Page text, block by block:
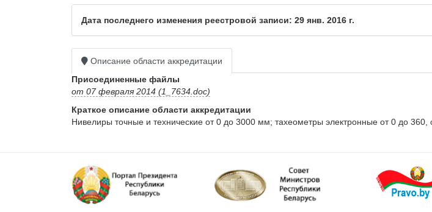
Дата последнего изменения реестровой записи: 29 янв. 2016 г.
Описание области аккредитации
Присоединенные файлы
от 07 февраля 2014 (1_7634.doc)
Краткое описание области аккредитации
Нивелиры точные и технические от 0 до 3000 мм; тахеометры электронные от 0 до